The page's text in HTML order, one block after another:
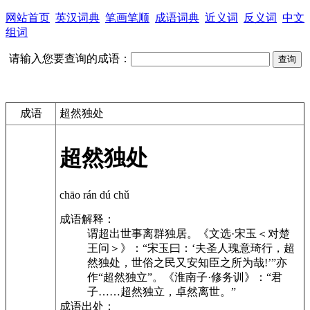
网站首页 英汉词典 笔画笔顺 成语词典 近义词 反义词 中文
组词
请输入您要查询的成语：
成语 超然独处
超然独处
chāo rán dú chǔ
成语解释：
谓超出世事离群独居。《文选·宋玉＜对楚
王问＞》：“宋玉曰：‘夫圣人瑰意琦行，超
然独处，世俗之民又安知臣之所为哉!’”亦
作“超然独立”。《淮南子·修务训》：“君
子……超然独立，卓然离世。”
成语出处：